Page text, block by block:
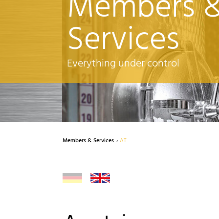
Services
Everything under control
Members & Services AT